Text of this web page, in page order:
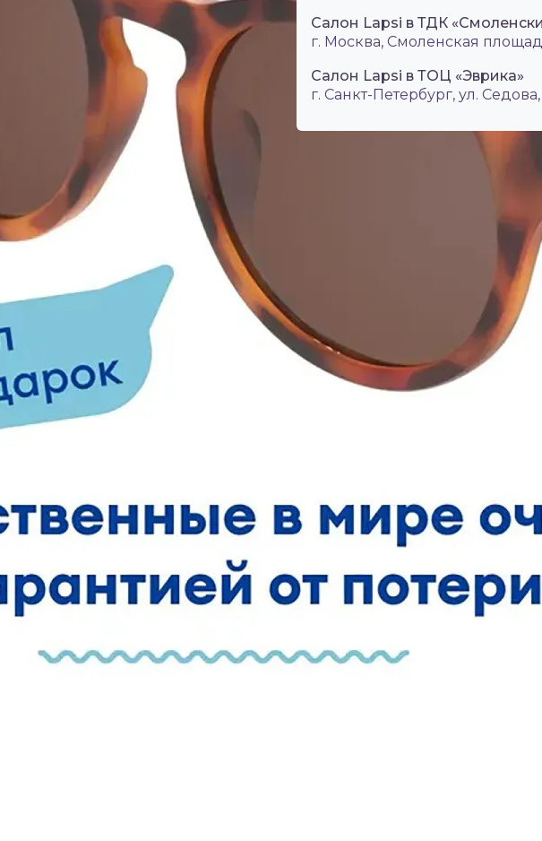
Салон Lapsi в ТДК
г. Москва, Смоленская
Салон Lapsi в ТОЦ «Эврика»
г. Санкт-Петербург, ул. Седова,